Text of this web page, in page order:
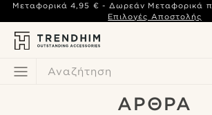
Αναζήτηση
Μεταφορικά 4,95 € - Δωρεάν Μεταφορικά
Επιλογές Αποστολής
ΆΡΘΡΑ